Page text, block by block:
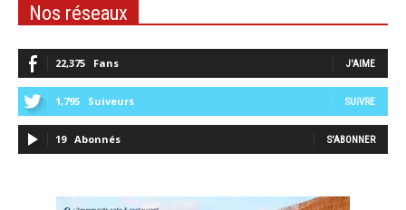
Nos réseaux
22,375 Fans J'AIME
1,795 Suiveurs SUIVRE
19 Abonnés S'ABONNER